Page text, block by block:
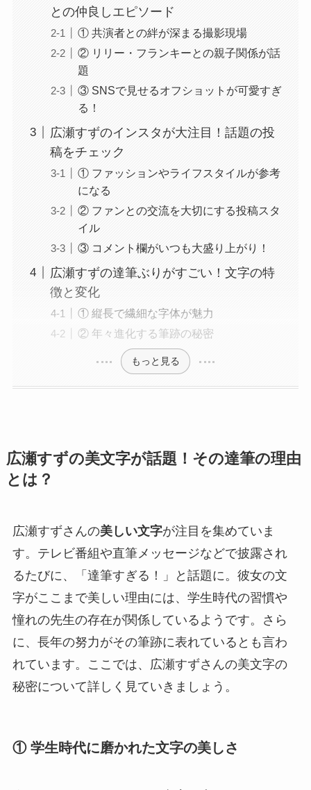
との仲良しエピソード
① 共演者との絆が深まる撮影現場
② リリー・フランキーとの親子関係が話
題
③ SNSで見せるオフショットが可愛すぎ
る！
広瀬すずのインスタが大注目！話題の投
稿をチェック
① ファッションやライフスタイルが参考
になる
② ファンとの交流を大切にする投稿スタ
イル
③ コメント欄がいつも大盛り上がり！
広瀬すずの達筆ぶりがすごい！文字の特
徴と変化
① 縦長で繊細な字体が魅力
② 年々進化する筆跡の秘密
もっと見る
広瀬すずの美文字が話題！その達筆の理由
とは？
広瀬すずさんの美しい文字が注目を集めていま
す。テレビ番組や直筆メッセージなどで披露され
るたびに、「達筆すぎる！」と話題に。彼女の文
字がここまで美しい理由には、学生時代の習慣や
憧れの先生の存在が関係しているようです。さら
に、長年の努力がその筆跡に表れているとも言わ
れています。ここでは、広瀬すずさんの美文字の
秘密について詳しく見ていきましょう。
① 学生時代に磨かれた文字の美しさ